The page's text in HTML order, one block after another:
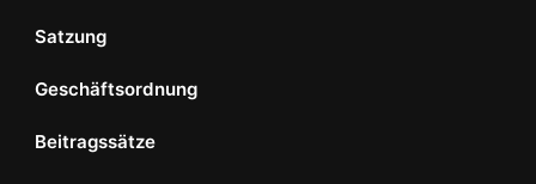
Satzung
Geschäftsordnung
Beitragssätze